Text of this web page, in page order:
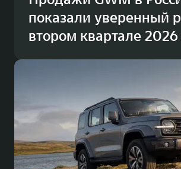
показали уверенный
втором квартале 2026